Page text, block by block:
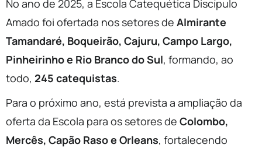
No ano de 2025, a Escola Catequética Discípulo
Amado foi ofertada nos setores de Almirante
Tamandaré, Boqueirão, Cajuru, Campo Largo,
Pinheirinho e Rio Branco do Sul, formando, ao
todo, 245 catequistas.
Para o próximo ano, está prevista a ampliação da
oferta da Escola para os setores de Colombo,
Mercês, Capão Raso e Orleans, fortalecendo